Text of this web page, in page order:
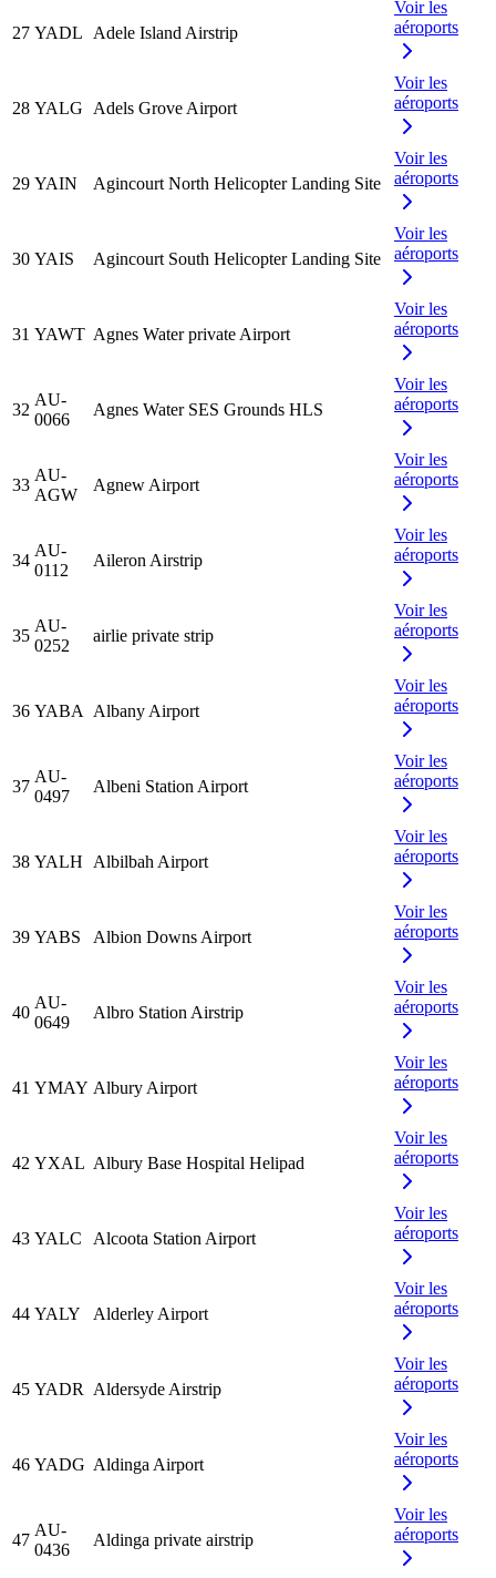
27 YADL Adele Island Airstrip
Voir les
aéroports
28 YALG Adels Grove Airport
Voir les
aéroports
29 YAIN Agincourt North Helicopter Landing Site
Voir les
aéroports
30 YAIS Agincourt South Helicopter Landing Site
Voir les
aéroports
31 YAWT Agnes Water private Airport
Voir les
aéroports
32
AU-
0066
Agnes Water SES Grounds HLS
Voir les
aéroports
33
AU-
AGW
Agnew Airport
Voir les
aéroports
34
AU-
0112
Aileron Airstrip
Voir les
aéroports
35
AU-
0252
airlie private strip
Voir les
aéroports
36 YABA Albany Airport
Voir les
aéroports
37
AU-
0497
Albeni Station Airport
Voir les
aéroports
38 YALH Albilbah Airport
Voir les
aéroports
39 YABS Albion Downs Airport
Voir les
aéroports
40
AU-
0649
Albro Station Airstrip
Voir les
aéroports
41 YMAY Albury Airport
Voir les
aéroports
42 YXAL Albury Base Hospital Helipad
Voir les
aéroports
43 YALC Alcoota Station Airport
Voir les
aéroports
44 YALY Alderley Airport
Voir les
aéroports
45 YADR Aldersyde Airstrip
Voir les
aéroports
46 YADG Aldinga Airport
Voir les
aéroports
47
AU-
0436
Aldinga private airstrip
Voir les
aéroports